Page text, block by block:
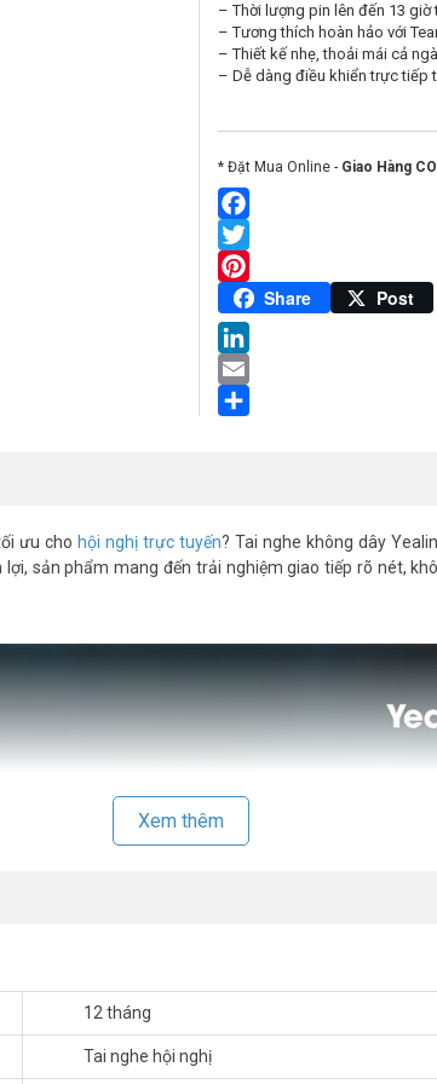
– Thời lượng pin lên đến 13 giờ
– Tương thích hoàn hảo với
– Thiết kế nhẹ, thoải mái cả
– Dễ dàng điều khiển trực tiếp
* Đặt Mua Online - Giao Hàng
Facebook
Twitter
Pinterest
Share Post
LinkedIn
Email
ưu cho hội nghị trực tuyến? Tai nghe không dây
sản phẩm mang đến trải nghiệm giao tiếp rõ nét,
Xem thêm
12 tháng
Tai nghe hội nghị